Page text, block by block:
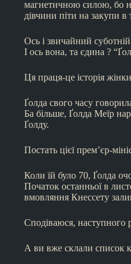
магнетичною силою, бо
дівчини піти на закупи
Ось і звичайний
І ось вона, та єдина ?
Ця праця-це історія
Ґолда свого часу
Ба більше, Ґолда Меїр
Ґолду.
Постать цієї прем’єр-
Коли їй було 70, Ґолда
Початок останньої в
вмовляння Кнессету
Сподіваюся, наступного
А ви вже склали список